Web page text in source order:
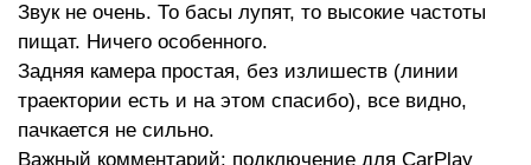
Звук не очень. То басы лупят, то высокие частоты
пищат. Ничего особенного.
Задняя камера простая, без излишеств (линии
траектории есть и на этом спасибо), все видно,
пачкается не сильно.
Важный комментарий: подключение для CarPlay